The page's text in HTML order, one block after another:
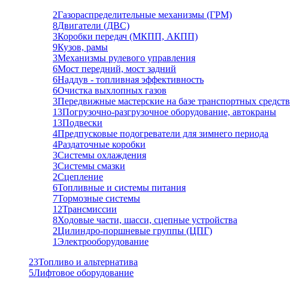
2Газораспределительные механизмы (ГРМ)
8Двигатели (ДВС)
3Коробки передач (МКПП, АКПП)
9Кузов, рамы
3Механизмы рулевого управления
6Мост передний, мост задний
6Наддув - топливная эффективность
6Очистка выхлопных газов
3Передвижные мастерские на базе транспортных средств
13Погрузочно-разгрузочное оборудование, автокраны
13Подвески
4Предпусковые подогреватели для зимнего периода
4Раздаточные коробки
3Системы охлаждения
3Системы смазки
2Сцепление
6Топливные и системы питания
7Тормозные системы
12Трансмиссии
8Ходовые части, шасси, сцепные устройства
2Цилиндро-поршневые группы (ЦПГ)
1Электрооборудование
23Топливо и альтернатива
5Лифтовое оборудование